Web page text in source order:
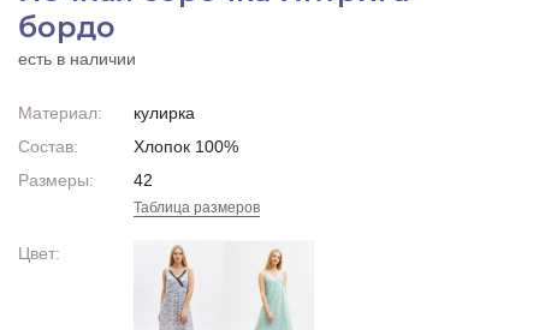
бордо
есть в наличии
Материал:
кулирка
Состав:
Хлопок 100%
Размеры:
42
Таблица размеров
Цвет: